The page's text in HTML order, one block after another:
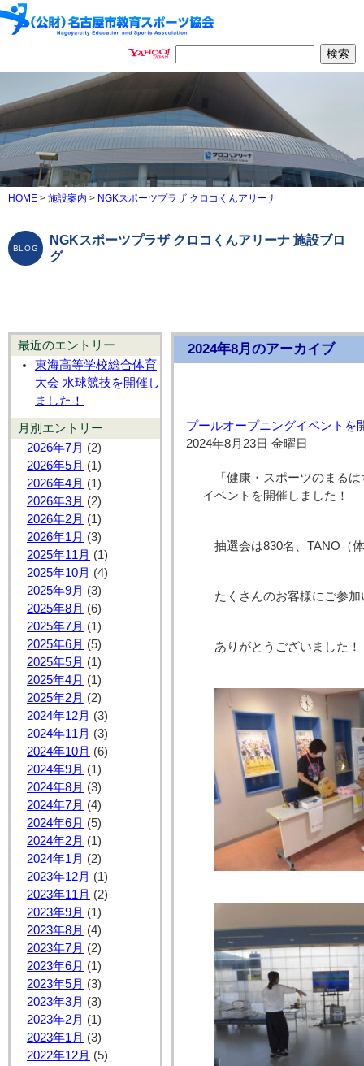
HOME > 施設案内 > NGKスポーツプラザ クロコくんアリーナ
NGKスポーツプラザ クロコくんアリーナ 施設ブロ
グ
最近のエントリー
東海高等学校総合体育
大会 水球競技を開催し
ました！
月別エントリー
2026年7月 (2)
2026年5月 (1)
2026年4月 (1)
2026年3月 (2)
2026年2月 (1)
2026年1月 (3)
2025年11月 (1)
2025年10月 (4)
2025年9月 (3)
2025年8月 (6)
2025年7月 (1)
2025年6月 (5)
2025年5月 (1)
2025年4月 (1)
2025年2月 (2)
2024年12月 (3)
2024年11月 (3)
2024年10月 (6)
2024年9月 (1)
2024年8月 (3)
2024年7月 (4)
2024年6月 (5)
2024年2月 (1)
2024年1月 (2)
2023年12月 (1)
2023年11月 (2)
2023年9月 (1)
2023年8月 (4)
2023年7月 (2)
2023年6月 (1)
2023年5月 (3)
2023年3月 (3)
2023年2月 (1)
2023年1月 (3)
2022年12月 (5)
2024年8月のアーカイブ
プールオープニングイベントを
2024年8月23日 金曜日
「健康・スポーツのまる
イベントを開催しました！
抽選会は830名、TANO（
たくさんのお客様にご参
ありがとうございました！